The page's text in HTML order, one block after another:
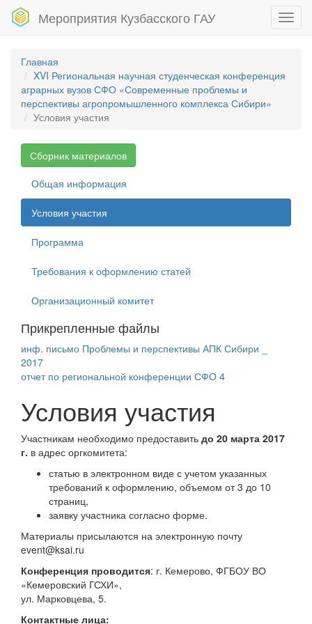
Мероприятия Кузбасского ГАУ
Главная
XVI Региональная научная студенческая конференция
аграрных вузов СФО «Современные проблемы и
перспективы агропромышленного комплекса Сибири»
Условия участия
Сборник материалов
Общая информация
Условия участия
Программа
Требования к оформлению статей
Организационный комитет
Прикрепленные файлы
инф. письмо Проблемы и перспективы АПК Сибири _
2017
отчет по региональной конференции СФО 4
Условия участия
Участникам необходимо предоставить до 20 марта 2017
г. в адрес оргкомитета:
статью в электронном виде с учетом указанных
требований к оформлению, объемом от 3 до 10
страниц,
заявку участника согласно форме.
Материалы присылаются на электронную почту
event@ksai.ru
Конференция проводится: г. Кемерово, ФГБОУ ВО
«Кемеровский ГСХИ»,
ул. Марковцева, 5.
Контактные лица: